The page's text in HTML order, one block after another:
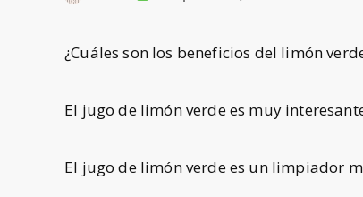
¿Cuáles son los beneficios del limón
El jugo de limón verde es muy
El jugo de limón verde es un limpiador